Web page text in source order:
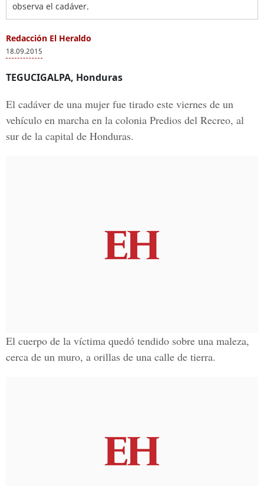
observa el cadáver.
Redacción El Heraldo
18.09.2015
TEGUCIGALPA, Honduras
El cadáver de una mujer fue tirado este viernes de un
vehículo en marcha en la colonia Predios del Recreo, al
sur de la capital de Honduras.
El cuerpo de la víctima quedó tendido sobre una maleza,
cerca de un muro, a orillas de una calle de tierra.